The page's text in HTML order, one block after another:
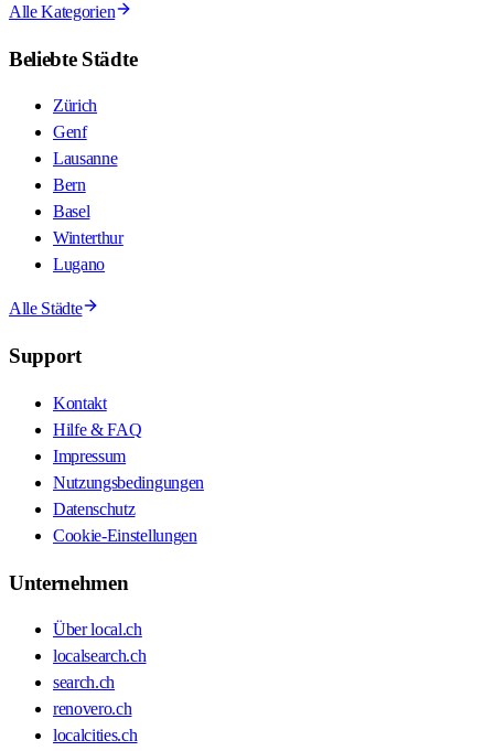
Alle Kategorien
Beliebte Städte
Zürich
Genf
Lausanne
Bern
Basel
Winterthur
Lugano
Alle Städte
Support
Kontakt
Hilfe & FAQ
Impressum
Nutzungsbedingungen
Datenschutz
Cookie-Einstellungen
Unternehmen
Über local.ch
localsearch.ch
search.ch
renovero.ch
localcities.ch